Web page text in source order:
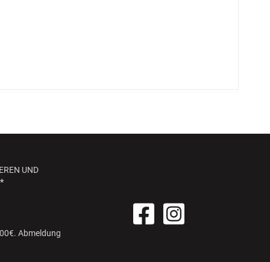
UND
Abmeldung